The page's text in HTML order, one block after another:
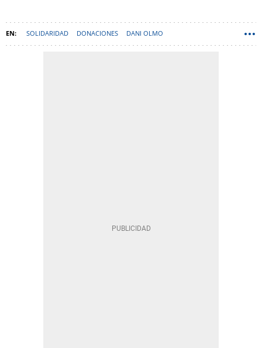
SOLIDARIDAD DONACIONES DANI OLMO